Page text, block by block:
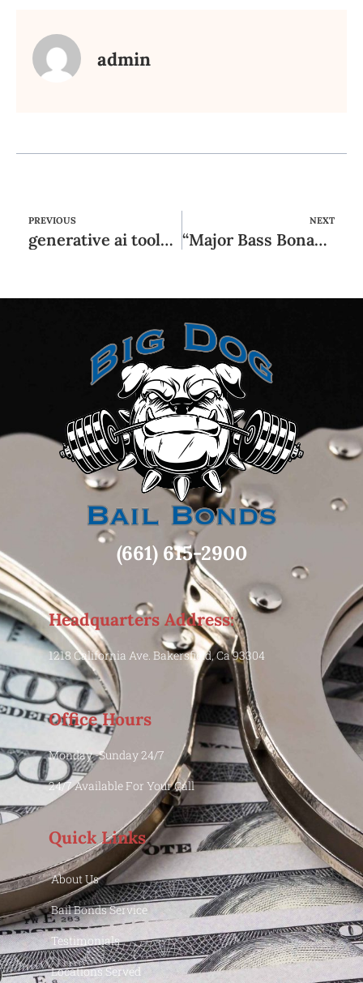
admin
PREVIOUS
generative ai tools 4
NEXT
“Major Bass Bonanza Unentgeltlich Spielen Ohne Anmeldung”
(661) 615-2900
Headquarters Address:
1218 California Ave. Bakersfield, Ca 93304
Office Hours
Monday -Sunday 24/7
24/7 Available For Your Call
Quick Links
About Us
Bail Bonds Service
Testimonials
Locations Served